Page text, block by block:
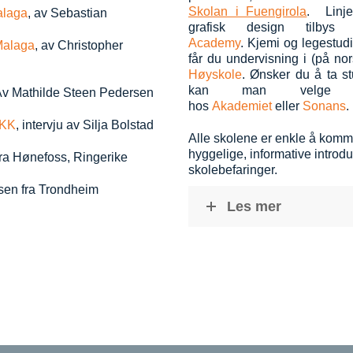
, av Sebastian
, av Christopher
Mathilde Steen Pedersen
, intervju av Silja Bolstad
Hønefoss, Ringerike
fra Trondheim
Skolan i Fuengirola.
grafisk design
Academy. Kjemi og
får du undervisning i (på
Høyskole. Ønsker du å ta
kan man velge
hos Akademieteller Sonans.
Alle skolene er enkle å
hyggelige, informative
skolebefaringer.
Les mer